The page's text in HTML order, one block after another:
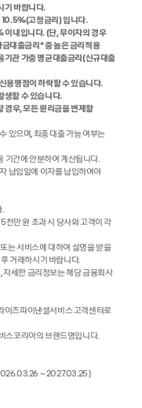
기 바랍니다.
고정금리) 입니다.
내입니다. (단, 무이자의 경우
대출금리* 중 높은 금리적용
기관 가중 평균대출금리(신규대출
용평점이 하락할 수 있습니다.
생할 수 있습니다.
경우, 모든 원리금을 변제할
있으며, 최종 대출 가능 여부는
기간에 안분하여 계산됩니다.
납입일에 이자를 납입하여야
천만 원 초과 시 당사와 고객이 각
는 서비스에 대하여 설명을 받을
거래하시기 바랍니다.
세한 금리정보는 해당 금융회사
이즈파이낸셜서비스 고객센터로
스코리아의 브랜드명입니다.
~ 2027.03.25 )